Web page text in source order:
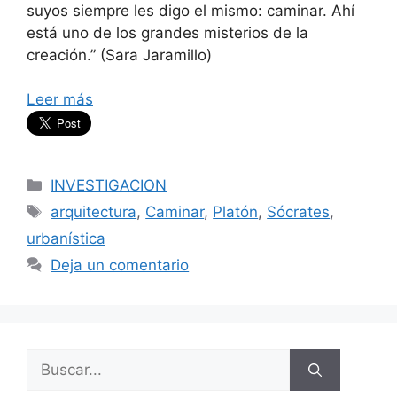
suyos siempre les digo el mismo: caminar. Ahí
está uno de los grandes misterios de la
creación.” (Sara Jaramillo)
Leer más
Categorías
INVESTIGACION
Etiquetas
arquitectura, Caminar, Platón, Sócrates,
urbanística
Deja un comentario
Buscar: